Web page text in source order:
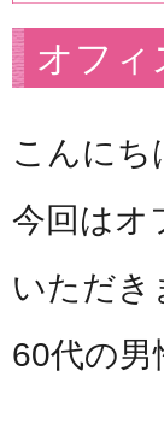
オフィ
こんにち
今回はオ
いただき
60代の